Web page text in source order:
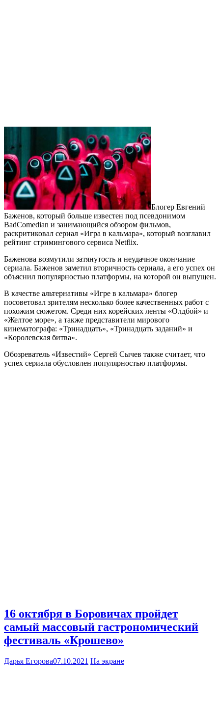
Блогер Евгений
Баженов, который больше известен под псевдонимом
BadComedian и занимающийся обзором фильмов,
раскритиковал сериал «Игра в кальмара», который возглавил
рейтинг стримингового сервиса Netflix.
Баженова возмутили затянутость и неудачное окончание
сериала. Баженов заметил вторичность сериала, а его успех он
объяснил популярностью платформы, на которой он выпущен.
В качестве альтернативы «Игре в кальмара» блогер
посоветовал зрителям несколько более качественных работ с
похожим сюжетом. Среди них корейских ленты «Олдбой» и
«Желтое море», а также представители мирового
кинематографа: «Тринадцать», «Тринадцать заданий» и
«Королевская битва».
Обозреватель «Известий» Сергей Сычев также считает, что
успех сериала обусловлен популярностью платформы.
16 октября в Боровичах пройдет
самый массовый гастрономический
фестиваль «Крошево»
Дарья Егорова07.10.2021 На экране